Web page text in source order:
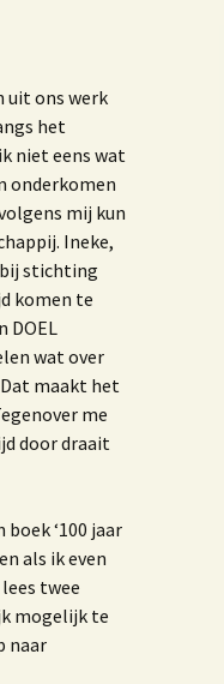
de Krab
en wie ik
uit ons werk
het
niet eens wat
onderkomen
mij kun
Ineke,
bij stichting
komen te
DOEL
wat over
maakt het
me
door draait
‘100 jaar
als ik even
twee
mogelijk te
naar